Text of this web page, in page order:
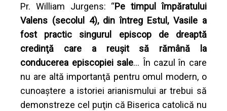
Pr. William Jurgens: “Pe timpul împăratului
Valens (secolul 4), din întreg Estul, Vasile a
fost practic singurul episcop de dreaptă
credinţă care a reuşit să rămână la
conducerea episcopiei sale… În cazul în care
nu are altă importanţă pentru omul modern, o
cunoaştere a istoriei arianismului ar trebui să
demonstreze cel puţin că Biserica catolică nu